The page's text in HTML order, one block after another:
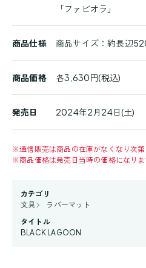
「ファビオラ」
商品仕様 商品サイズ：約長辺
商品価格 各3,630円(税込)
発売日 2024年2月24日(土)
※通信販売は商品の在庫がなくなり次第
※商品価格は発売日当時の価格になりま
カテゴリ
文具
ラバーマット
タイトル
BLACK LAGOON